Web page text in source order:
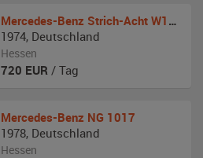
Mercedes-Benz Strich-Acht W114 Pullmann mit Faltdach
1974, Deutschland
Hessen
720 EUR / Tag
Mercedes-Benz NG 1017
1978, Deutschland
Hessen